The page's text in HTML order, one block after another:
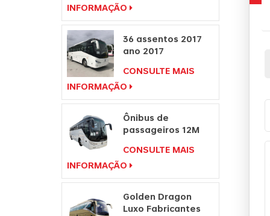
Motor Diesel
INFORMAÇÃO
36 assentos 2017
ano 2017
ônibus de
passageiros com
volante à direita
CONSULTE MAIS
INFORMAÇÃO
Ônibus de
passageiros 12M
de ônibus
Fabricantes de
ônibus de viagem
CONSULTE MAIS
INFORMAÇÃO
Golden Dragon
Luxo Fabricantes